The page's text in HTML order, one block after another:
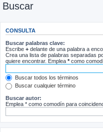
Buscar
CONSULTA
Buscar palabras clave:
Escribe + delante de una palabra a
Crea una lista de palabras separadas
quiere encontrar. Emplea *como
Buscar todos los términos
Buscar cualquier término
Buscar autor:
Emplea * como comodín para